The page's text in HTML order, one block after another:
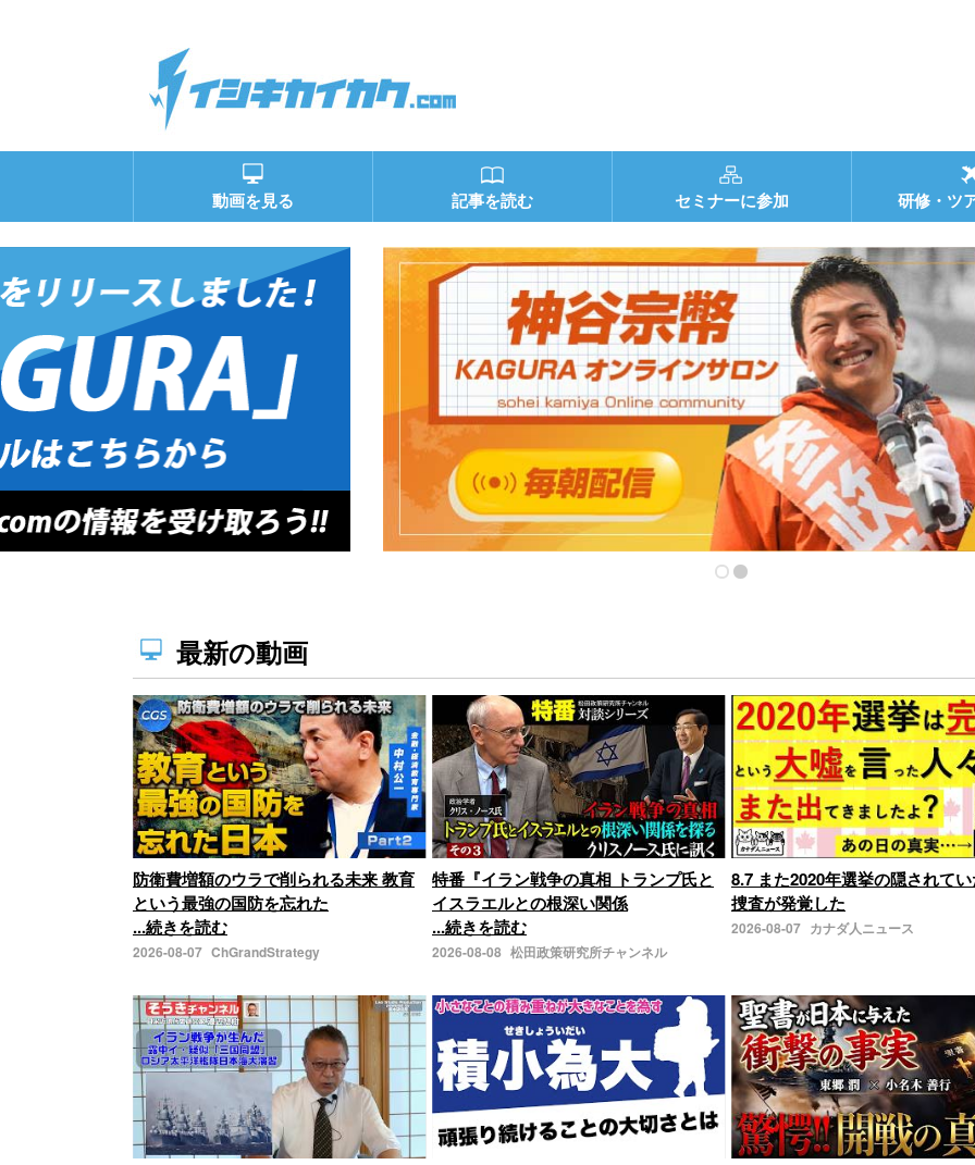
動画を見る 記事を読む セミナーに参加 研修・ツ
最新の動画
防衛費増額のウラで削られる未来 教育
という最強の国防を忘れた
...続きを読む
2026-08-07 ChGrandStrategy
特番『イラン戦争の真相 トランプ氏と
イスラエルとの根深い関係
...続きを読む
2026-08-08 松田政策研究所チャンネル
8.7 また2020年選挙の隠されて
捜査が発覚した
2026-08-07 カナダ人ニュース